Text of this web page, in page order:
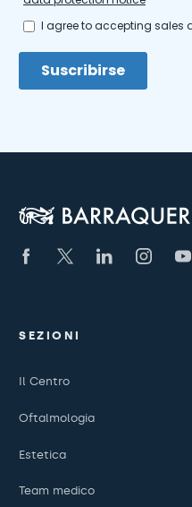
SEZIONI
Il Centro
Oftalmologia
Estetica
Team medico